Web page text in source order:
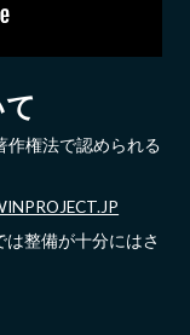
作権法で認められる
整備が十分にはさ